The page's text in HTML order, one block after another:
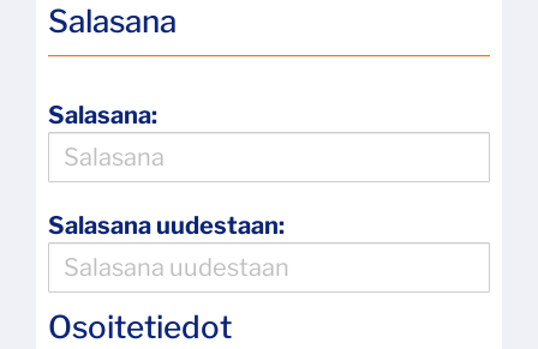
Salasana
Salasana:
Salasana uudestaan:
Osoitetiedot